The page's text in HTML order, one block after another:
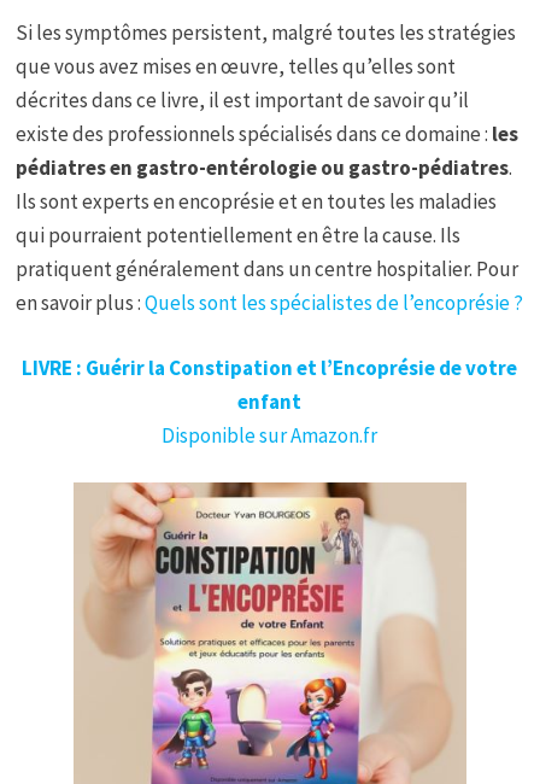
Si les symptômes persistent, malgré toutes les stratégies
que vous avez mises en œuvre, telles qu’elles sont
décrites dans ce livre, il est important de savoir qu’il
existe des professionnels spécialisés dans ce domaine : les
pédiatres en gastro-entérologie ou gastro-pédiatres.
Ils sont experts en encoprésie et en toutes les maladies
qui pourraient potentiellement en être la cause. Ils
pratiquent généralement dans un centre hospitalier. Pour
en savoir plus :Quels sont les spécialistes de l’encoprésie ?
LIVRE : Guérir la Constipation et l’Encoprésie de votre
enfant
Disponible sur Amazon.fr